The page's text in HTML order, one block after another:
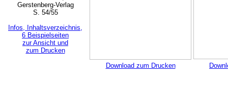
Gerstenberg-Verlag
S. 54/55
Infos, Inhaltsverzeichnis,
6 Beispielseiten
zur Ansicht und
zum Drucken
Download zum Drucken